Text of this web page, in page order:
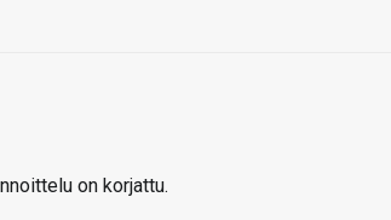
on korjattu.